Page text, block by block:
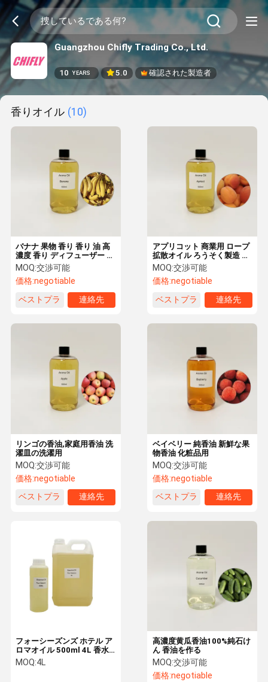
Guangzhou Chifly Trading Co., Ltd.
10 YEARS 5.0 確認された製造者
香りオイル (10)
バナナ 果物 香り 香り 油 高
濃度 香り ディフューザー と
湿気 剤
MOQ:交渉可能
価格:negotiable
ベストプラ
連絡先
アプリコット 商業用 ロープ
拡散オイル ろうそく製造 香
油 OEM ODM
MOQ:交渉可能
価格:negotiable
ベストプラ
連絡先
リンゴの香油,家庭用香油 洗
濯皿の洗濯用
MOQ:交渉可能
価格:negotiable
ベストプラ
連絡先
ベイベリー 純香油 新鮮な果
物香油 化粧品用
MOQ:交渉可能
価格:negotiable
ベストプラ
連絡先
フォーシーズンズ ホテル ア
ロマオイル 500ml 4L 香水
配送システム フローラルノ
ート
MOQ:4L
高濃度黄瓜香油100%純石け
ん 香油を作る
MOQ:交渉可能
価格:negotiable